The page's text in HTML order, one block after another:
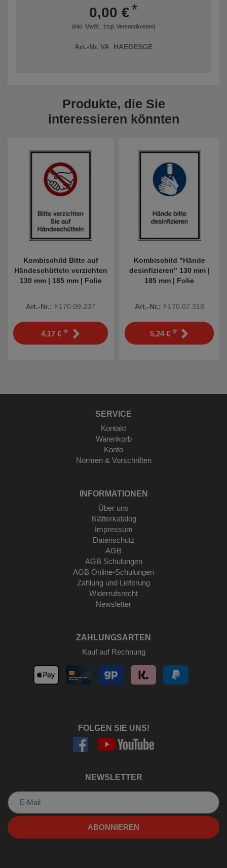
0,00 €*
(inkl. MwSt., zzgl. Versandkosten)
Art.-Nr. VA_HAEDESGE
Produkte, die Sie
interessieren könnten
Kombischild Bitte auf
Händeschütteln verzichten
130 mm | 185 mm | Folie
Art.-Nr.: F170.09.237
4,17 € *
Kombischild "Hände
desinfizieren" 130 mm |
185 mm | Folie
Art.-Nr.: F170.07.318
5,24 € *
SERVICE
Kontakt
Warenkorb
Konto
Normen & Vorschriften
INFORMATIONEN
Über uns
Blätterkatalog
Impressum
Datenschutz
AGB
AGB Schulungen
AGB Online-Schulungen
Zahlung und Lieferung
Widerrufsrecht
Newsletter
ZAHLUNGSARTEN
Kauf auf Rechnung
FOLGEN SIE UNS!
NEWSLETTER
Newsletter
ABONNIEREN